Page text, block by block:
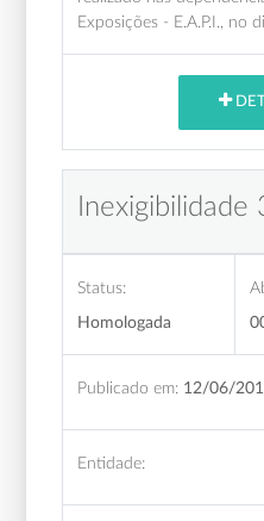
Exposições - E.A.P.I., no
Status:
Homologada
Publicado em: 12/06/
Entidade: